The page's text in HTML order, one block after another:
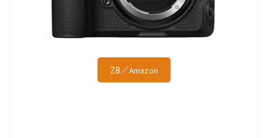
Z8／Amazon